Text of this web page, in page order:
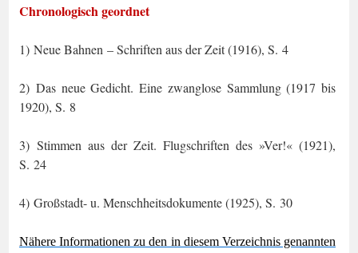
Chronologisch geordnet
1) Neue Bahnen – Schriften aus der Zeit (1916), S. 4
2) Das neue Gedicht. Eine zwanglose Sammlung (1917 bis
1920), S. 8
3) Stimmen aus der Zeit. Flugschriften des »Ver!« (1921),
S. 24
4) Großstadt- u. Menschheitsdokumente (1925), S. 30
Nähere Informationen zu den in diesem Verzeichnis genannten